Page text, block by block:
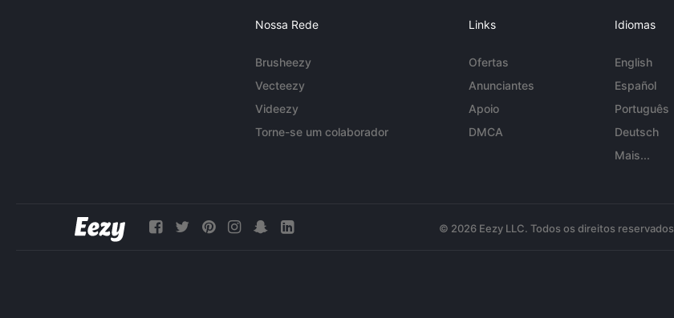
Nossa Rede
Brusheezy
Vecteezy
Videezy
Torne-se um colaborador
Links
Ofertas
Anunciantes
Apoio
DMCA
Idiomas
English
Español
Português
Deutsch
Mais...
© 2026 Eezy LLC. Todos os direitos reservados